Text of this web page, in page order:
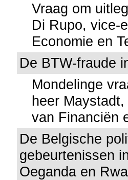
Vraag om
Di Rupo, vice-
Economie en
De BTW-fraude
Mondelinge
heer
van Financiën
De Belgische
gebeurtenissen
Oeganda en